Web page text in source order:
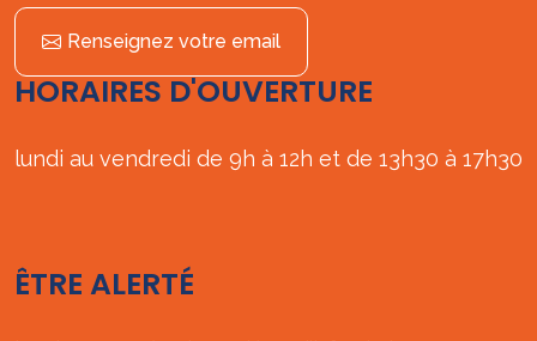
Renseignez votre email
HORAIRES D'OUVERTURE
lundi au vendredi de 9h à 12h et de 13h30 à 17h30
ÊTRE ALERTÉ